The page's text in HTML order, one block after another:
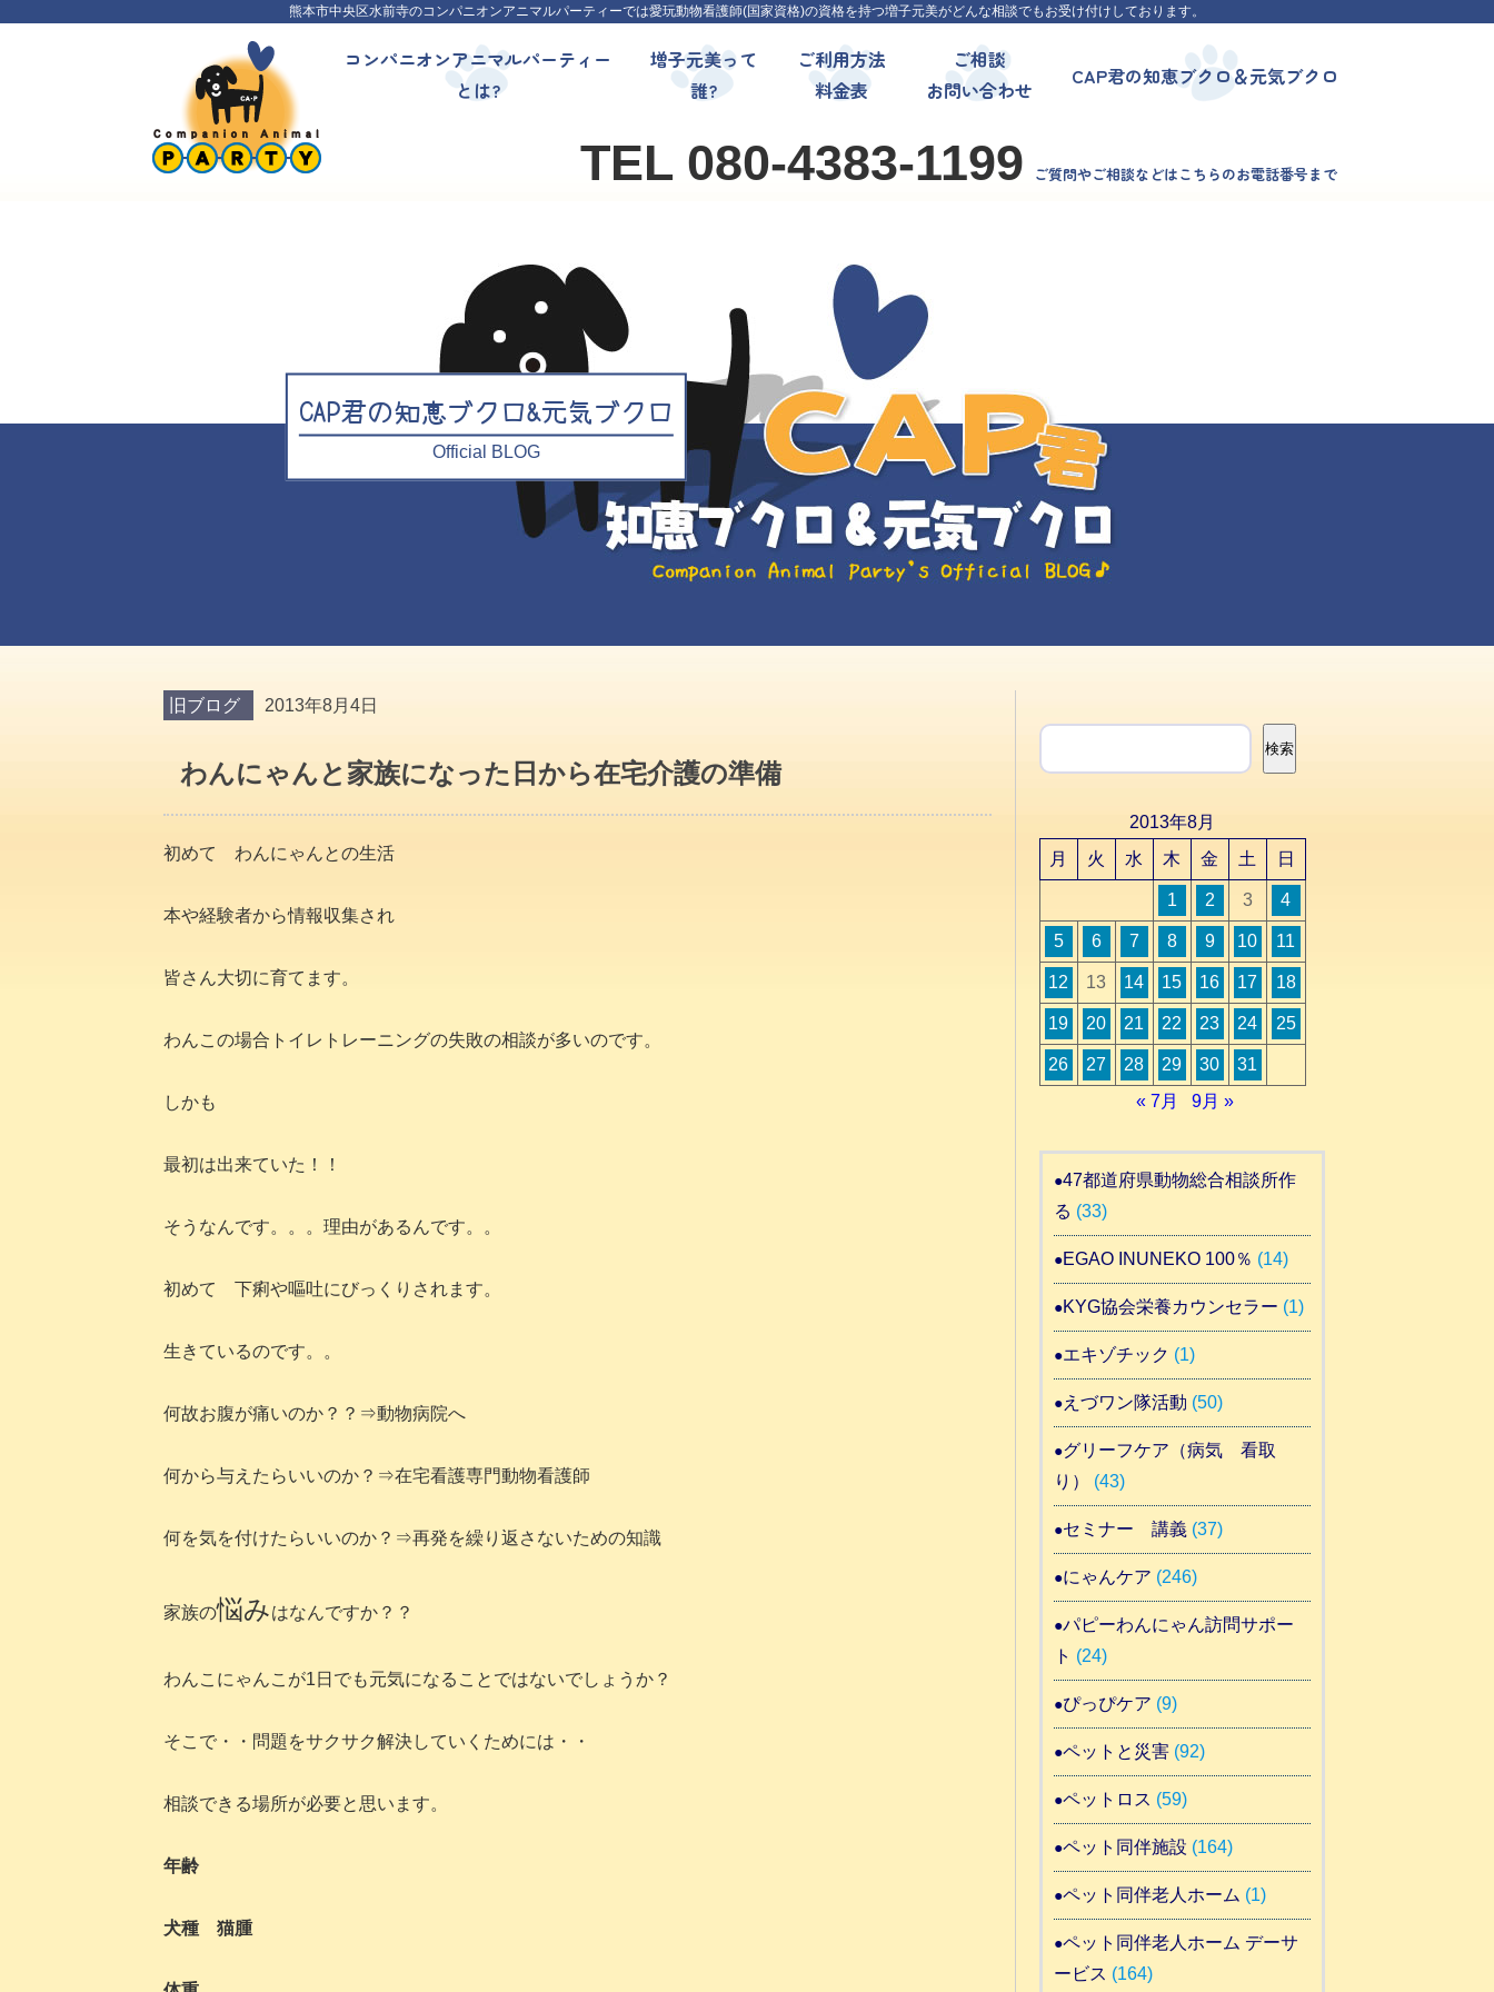
熊本市中央区水前寺のコンパニオンアニマルパーティーでは愛玩動物看護師(国家資格)の資格を持つ増子元美がどんな相談でもお受け付けしております。
コンパニオンアニマルパーティー
とは?
増子元美って
誰?
ご利用方法
料金表
ご相談
お問い合わせ
CAP君の知恵ブクロ＆元気ブクロ
TEL 080-4383-1199 ご質問やご相談などはこちらのお電話番号まで
CAP君の知恵ブクロ&元気ブクロ
Official BLOG
旧ブログ 2013年8月4日
わんにゃんと家族になった日から在宅介護の準備
初めて わんにゃんとの生活
本や経験者から情報収集され
皆さん大切に育てます。
わんこの場合トイレトレーニングの失敗の相談が多いのです。
しかも
最初は出来ていた！！
そうなんです。。。理由があるんです。。
初めて 下痢や嘔吐にびっくりされます。
生きているのです。。
何故お腹が痛いのか？？⇒動物病院へ
何から与えたらいいのか？⇒在宅看護専門動物看護師
何を気を付けたらいいのか？⇒再発を繰り返さないための知識
家族の悩みはなんですか？？
わんこにゃんこが1日でも元気になることではないでしょうか？
そこで・・問題をサクサク解決していくためには・・
相談できる場所が必要と思います。
年齢
犬種 猫腫
検索
検索
2013年8月
月
火 水 木 金 土 日
1 2 3 4
5 6 7 8 9 10 11
12 13 14 15 16 17 18
19 20 21 22 23 24 25
26 27 28 29 30
31
« 7月
9月 »
47都道府県動物総合相談所作
る (33)
EGAO INUNEKO 100％ (14)
KYG協会栄養カウンセラー (1)
エキゾチック (1)
えづワン隊活動 (50)
グリーフケア（病気 看取
り）
(43)
セミナー 講義(37)
にゃんケア (246)
パピーわんにゃん訪問サポー
ト (24)
ぴっぴケア (9)
ペットと災害(92)
ペットロス (59)
ペット同伴施設 (164)
ペット同伴老人ホーム (1)
ペット同伴老人ホーム デーサ
ービス (164)